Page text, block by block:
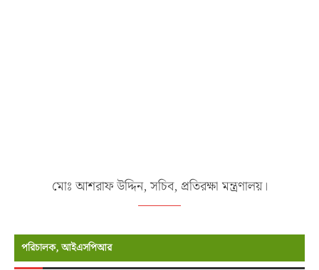
মোঃ আশরাফ উদ্দিন, সচিব, প্রতিরক্ষা মন্ত্রণালয়।
পরিচালক, আইএসপিআর